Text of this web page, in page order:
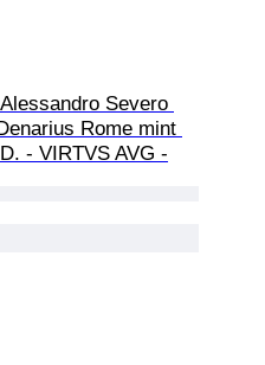
Severo
Rome mint
- VIRTVS AVG -